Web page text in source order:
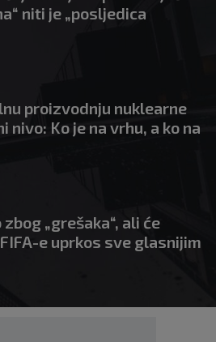
niti je „posljedica
proizvodnju nuklearne
nivo: Ko je na vrhu, a ko na
„grešaka“, ali će
e uprkos sve glasnijim